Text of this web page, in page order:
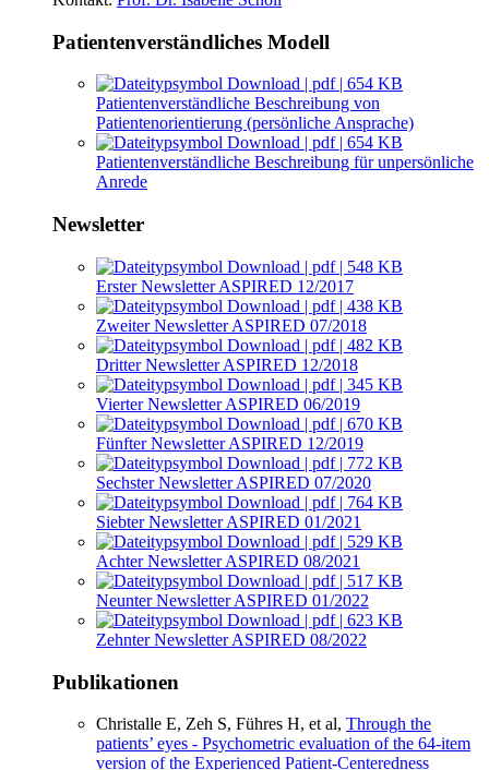
Patientenverständliches Modell
Download | pdf | 654 KB
Patientenverständliche Beschreibung von
Patientenorientierung (persönliche Ansprache)
Download | pdf | 654 KB
Patientenverständliche Beschreibung für unpersönliche
Anrede
Newsletter
Download | pdf | 548 KB
Erster Newsletter ASPIRED 12/2017
Download | pdf | 438 KB
Zweiter Newsletter ASPIRED 07/2018
Download | pdf | 482 KB
Dritter Newsletter ASPIRED 12/2018
Download | pdf | 345 KB
Vierter Newsletter ASPIRED 06/2019
Download | pdf | 670 KB
Fünfter Newsletter ASPIRED 12/2019
Download | pdf | 772 KB
Sechster Newsletter ASPIRED 07/2020
Download | pdf | 764 KB
Siebter Newsletter ASPIRED 01/2021
Download | pdf | 529 KB
Achter Newsletter ASPIRED 08/2021
Download | pdf | 517 KB
Neunter Newsletter ASPIRED 01/2022
Download | pdf | 623 KB
Zehnter Newsletter ASPIRED 08/2022
Publikationen
Christalle E, Zeh S, Führes H, et al, Through the
patients’ eyes - Psychometric evaluation of the 64-item
version of the Experienced Patient-Centeredness